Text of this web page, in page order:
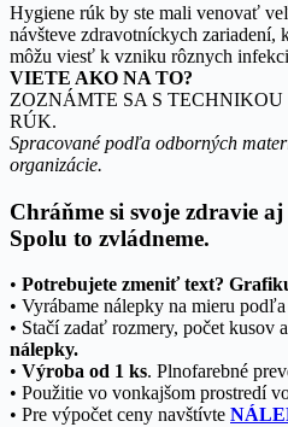
Hygiene rúk by ste mali venovať
návšteve zdravotníckych zariadení,
môžu viesť k vzniku rôznych
VIETE AKO NA TO?
ZOZNÁMTE SA S
RÚK.
Spracované podľa odborných
organizácie.
Chráňme si svoje zdravie
Spolu to zvládneme.
• Potrebujete zmeniť text?
• Vyrábame nálepky na mieru
• Stačí zadať rozmery, počet kusov
nálepky.
• Výroba od 1 ks. Plnofarebné
• Použitie vo vonkajšom prostredí
• Pre výpočet ceny navštívte